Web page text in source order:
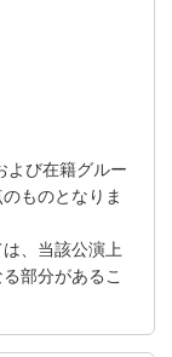
よび在籍グルー
ものとなりま
、当該公演上
部分があるこ